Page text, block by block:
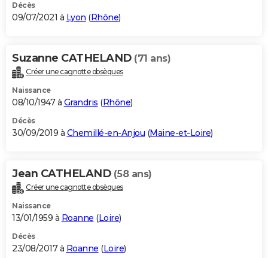
Décès
09/07/2021 à Lyon (Rhône)
Suzanne CATHELAND (71 ans)
Créer une cagnotte obsèques
Naissance
08/10/1947 à Grandris (Rhône)
Décès
30/09/2019 à Chemillé-en-Anjou (Maine-et-Loire)
Jean CATHELAND (58 ans)
Créer une cagnotte obsèques
Naissance
13/01/1959 à Roanne (Loire)
Décès
23/08/2017 à Roanne (Loire)